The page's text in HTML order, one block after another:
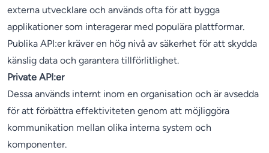
externa utvecklare och används ofta för att bygga
applikationer som interagerar med populära plattformar.
Publika API:er kräver en hög nivå av säkerhet för att skydda
känslig data och garantera tillförlitlighet.
Private API:er
Dessa används internt inom en organisation och är avsedda
för att förbättra effektiviteten genom att möjliggöra
kommunikation mellan olika interna system och
komponenter.